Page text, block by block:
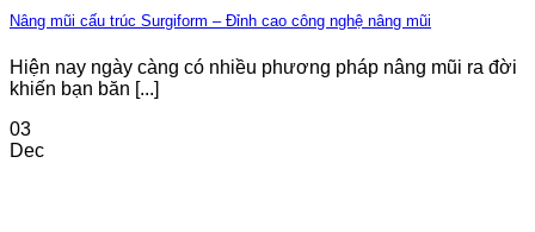
Nâng mũi cấu trúc Surgiform – Đỉnh cao công nghệ nâng mũi
Hiện nay ngày càng có nhiều phương pháp nâng mũi ra đời
khiến bạn băn [...]
03
Dec